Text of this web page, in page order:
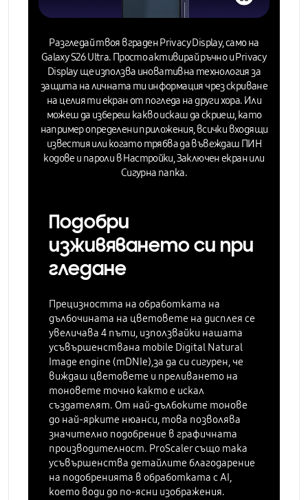
Разгледай твоя вграден Privacy Display, само на
Galaxy S26 Ultra. Просто активирай ръчно иPrivacy
Displayще използва иновативна технология за
защита на личната ти информация чрезскриване
на целия ти екран от погледа на други хора. Или
можеш да избереш какво искаш да скриеш, като
например определени приложения, всички входящи
известия или когато трябва да въвеждаш ПИН
кодове и пароли в Настройки, Заключен екран или
Сигурна папка.
Подобри
изживяването си при
гледане
Прецизността на обработката на
дълбочината на цветовете на дисплеясе
увеличава 4 пъти,използвайки нашата
усъвършенствана mobile Digital Natural
Image engine (mDNIe),за да си сигурен, че
виждаш цветовете и преливането на
тоновете точно както е искал
създателят. От най-дълбоките тонове
до най-ярките нюанси, това позволява
значително подобрение в графичната
производителност. ProScaler също така
усъвършенства детайлите благодарение
на подобренията в обработката с AI,
което води до по-ясни изображения.